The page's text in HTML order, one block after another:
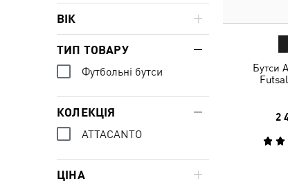
Бутси
2
ВІК
ТИП ТОВАРУ
Футбольні бутси
КОЛЕКЦІЯ
ATTACANTO
ЦІНА